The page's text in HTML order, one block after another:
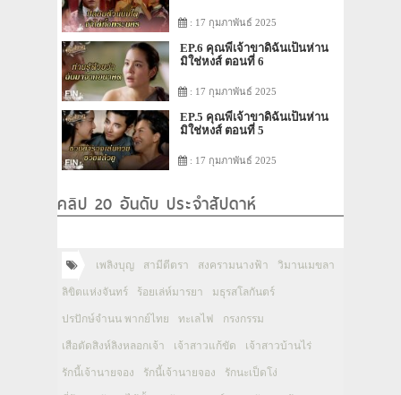
: 17 กุมภาพันธ์ 2025
EP.6 คุณพี่เจ้าขาดิฉันเป็นห่าน
มิใช่หงส์ ตอนที่ 6
: 17 กุมภาพันธ์ 2025
EP.5 คุณพี่เจ้าขาดิฉันเป็นห่าน
มิใช่หงส์ ตอนที่ 5
: 17 กุมภาพันธ์ 2025
คลิป 20 อันดับ ประจำสัปดาห์
เพลิงบุญ สามีตีตรา สงครามนางฟ้า วิมานเมขลา
ลิขิตแห่งจันทร์ ร้อยเล่ห์มารยา มธุรสโลกันตร์
ปรปักษ์จำนน พากย์ไทย ทะเลไฟ กรงกรรม
เสือตัดสิงห์ลิงหลอกเจ้า เจ้าสาวแก้ขัด เจ้าสาวบ้านไร่
รักนี้เจ้านายจอง รักนี้เจ้านายจอง รักนะเป็ดโง่